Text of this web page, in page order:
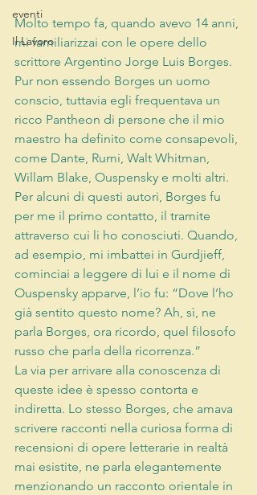
eventi
Il Lavoro
Molto tempo fa, quando avevo 14 anni,
mi familiarizzai con le opere dello
scrittore Argentino Jorge Luis Borges.
Pur non essendo Borges un uomo
conscio, tuttavia egli frequentava un
ricco Pantheon di persone che il mio
maestro ha definito come consapevoli,
come Dante, Rumi, Walt Whitman,
Willam Blake, Ouspensky e molti altri.
Per alcuni di questi autori, Borges fu
per me il primo contatto, il tramite
attraverso cui li ho conosciuti. Quando,
ad esempio, mi imbattei in Gurdjieff,
cominciai a leggere di lui e il nome di
Ouspensky apparve, l’io fu: “Dove l’ho
già sentito questo nome? Ah, sì, ne
parla Borges, ora ricordo, quel filosofo
russo che parla della ricorrenza.”
La via per arrivare alla conoscenza di
queste idee è spesso contorta e
indiretta. Lo stesso Borges, che amava
scrivere racconti nella curiosa forma di
recensioni di opere letterarie in realtà
mai esistite, ne parla elegantemente
menzionando un racconto orientale in